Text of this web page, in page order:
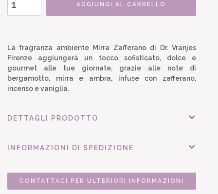
AGGIUNGI AL CARRELLO
La fragranza ambiente Mirra Zafferano di Dr. Vranjes
Firenze aggiungerà un tocco sofisticato, dolce e
gourmet alle tue giornate, grazie alle note di
bergamotto, mirra e ambra, infuse con zafferano,
incenso e vaniglia.
DETTAGLI PRODOTTO
INFORMAZIONI DI SPEDIZIONE
CONTATTACI PER ULTERIORI INFORMAZIONI